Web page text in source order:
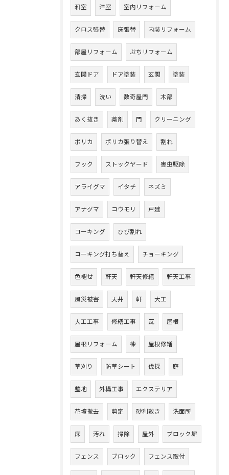
和室 洋室 室内リフォーム
クロス張替 床張替 内装リフォーム
部屋リフォーム ぷちリフォーム
玄関ドア ドア塗装 玄関 塗装
清掃 洗い 数奇屋門 木部
あく抜き 薬剤 門 クリーニング
ポリカ ポリカ張り替え 割れ
フック ストックヤード 害虫駆除
アライグマ イタチ ネズミ
アナグマ コウモリ 戸建
コーキング ひび割れ
コーキング打ち替え チョーキング
色褪せ 軒天 軒天修繕 軒天工事
風災被害 天井 軒 大工
大工工事 修繕工事 瓦 屋根
屋根リフォーム 棟 屋根修繕
草刈り 防草シート 伐採 庭
整地 外構工事 エクステリア
花壇撤去 剪定 砂利敷き 洗面所
床 汚れ 掃除 屋外 ブロック塀
フェンス ブロック フェンス取付